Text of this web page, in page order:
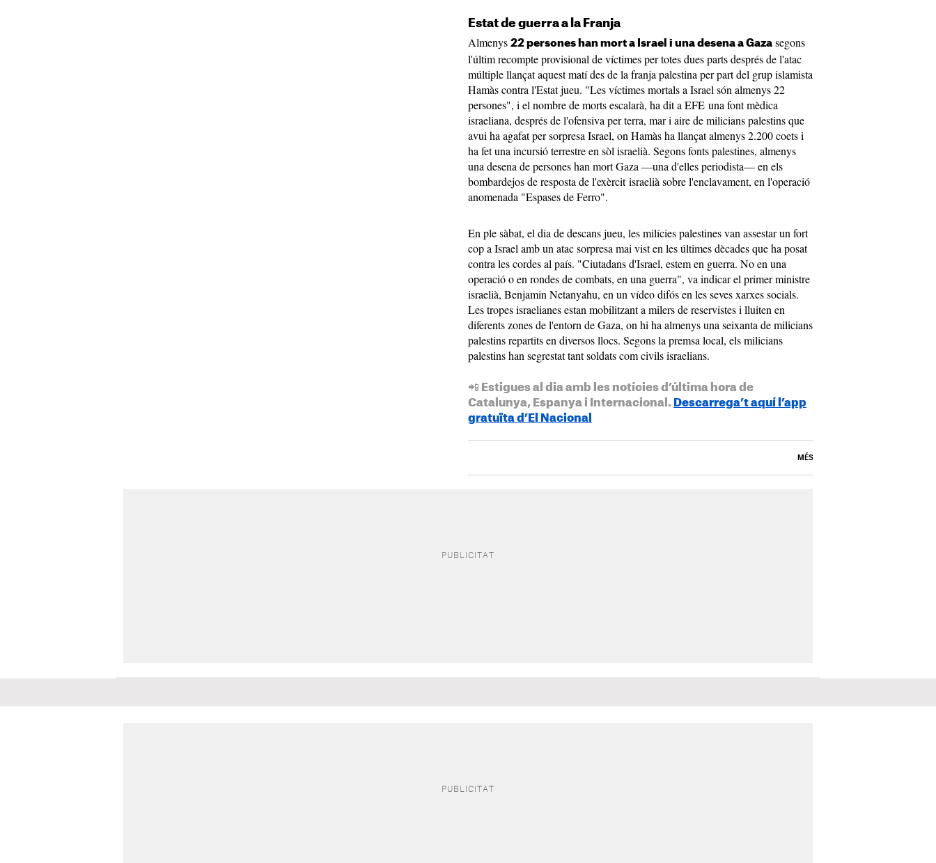
Estat de guerra a la Franja
Almenys 22 persones han mort a Israel i una desena a Gaza segons
l'últim recompte provisional de víctimes per totes dues parts després de l'atac
múltiple llançat aquest matí des de la franja palestina per part del grup islamista
Hamàs contra l'Estat jueu. "Les víctimes mortals a Israel són almenys 22
persones", i el nombre de morts escalarà, ha dit a EFE una font mèdica
israeliana, després de l'ofensiva per terra, mar i aire de milicians palestins que
avui ha agafat per sorpresa Israel, on Hamàs ha llançat almenys 2.200 coets i
ha fet una incursió terrestre en sòl israelià. Segons fonts palestines, almenys
una desena de persones han mort Gaza —una d'elles periodista— en els
bombardejos de resposta de l'exèrcit israelià sobre l'enclavament, en l'operació
anomenada "Espases de Ferro".
En ple sàbat, el dia de descans jueu, les milícies palestines van assestar un fort
cop a Israel amb un atac sorpresa mai vist en les últimes dècades que ha posat
contra les cordes al país. "Ciutadans d'Israel, estem en guerra. No en una
operació o en rondes de combats, en una guerra", va indicar el primer ministre
israelià, Benjamin Netanyahu, en un vídeo difós en les seves xarxes socials.
Les tropes israelianes estan mobilitzant a milers de reservistes i lluiten en
diferents zones de l'entorn de Gaza, on hi ha almenys una seixanta de milicians
palestins repartits en diversos llocs. Segons la premsa local, els milicians
palestins han segrestat tant soldats com civils israelians.
📲 Estigues al dia amb les notícies d’última hora de
Catalunya, Espanya i Internacional. Descarrega’t aquí l’app
gratuïta d’El Nacional
MÉS